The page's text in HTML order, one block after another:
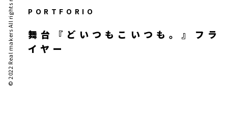
PORTFORIO
舞台『どいつもこいつも。』フラ
イヤー
© 2022 Real makers All rights reserved.